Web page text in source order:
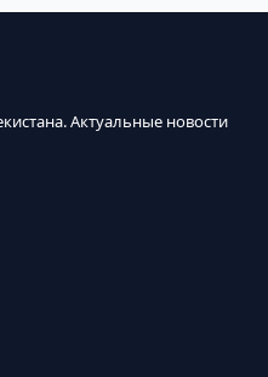
Актуальные новости